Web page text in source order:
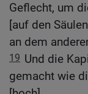
Geflecht, um
[auf den
an dem
19 Und die
gemacht wie